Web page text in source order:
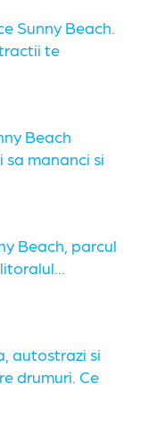
Sunny Beach.
te
Beach
sa mananci si
Beach, parcul
autostrazi si
drumuri. Ce